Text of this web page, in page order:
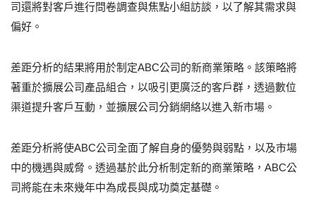
司還將對客戶進行問卷調查與焦點小組訪談，以了解其需求與
偏好。
差距分析的結果將用於制定ABC公司的新商業策略。該策略將
著重於擴展公司產品組合，以吸引更廣泛的客戶群，透過數位
渠道提升客戶互動，並擴展公司分銷網絡以進入新市場。
差距分析將使ABC公司全面了解自身的優勢與弱點，以及市場
中的機遇與威脅。透過基於此分析制定新的商業策略，ABC公
司將能在未來幾年中為成長與成功奠定基礎。